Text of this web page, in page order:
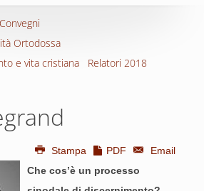
Convegni
Ortodossa
e vita cristiana
Relatori 2018
Stampa PDF
Email
Che cos’è un processo